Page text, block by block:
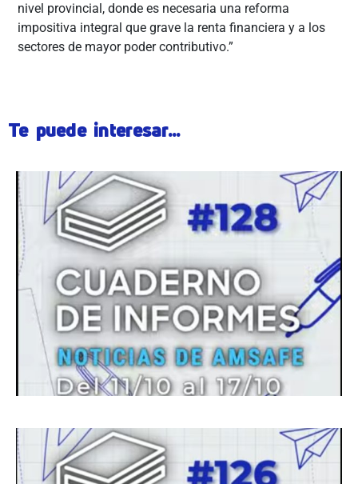
nivel provincial, donde es necesaria una reforma
impositiva integral que grave la renta financiera y a los
sectores de mayor poder contributivo.”
Te puede interesar...